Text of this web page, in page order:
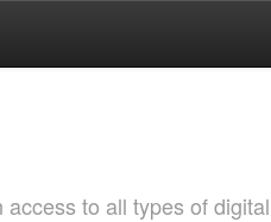
to all types of